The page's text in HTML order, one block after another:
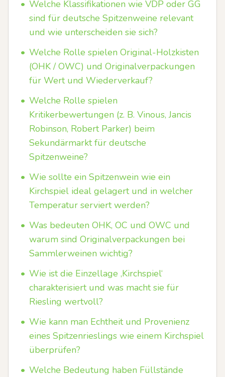
• Welche Klassifikationen wie VDP oder GG
sind für deutsche Spitzenweine relevant
und wie unterscheiden sie sich?
• Welche Rolle spielen Original-Holzkisten
(OHK / OWC) und Originalverpackungen
für Wert und Wiederverkauf?
• Welche Rolle spielen
Kritikerbewertungen (z. B. Vinous, Jancis
Robinson, Robert Parker) beim
Sekundärmarkt für deutsche
Spitzenweine?
• Wie sollte ein Spitzenwein wie ein
Kirchspiel ideal gelagert und in welcher
Temperatur serviert werden?
• Was bedeuten OHK, OC und OWC und
warum sind Originalverpackungen bei
Sammlerweinen wichtig?
• Wie ist die Einzellage ‚Kirchspiel‘
charakterisiert und was macht sie für
Riesling wertvoll?
• Wie kann man Echtheit und Provenienz
eines Spitzenrieslings wie einem Kirchspiel
überprüfen?
• Welche Bedeutung haben Füllstände